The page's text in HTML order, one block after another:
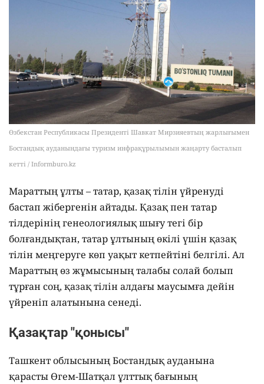
Өзбекстан Республикасы Президенті Шавкат Мирзияевтың жарлығымен
Бостандық ауданындағы туризм инфрақұрылымын жаңарту басталып
кетті / Informburo.kz
Мараттың ұлты – татар, қазақ тілін үйренуді
бастап жібергенін айтады. Қазақ пен татар
тілдерінің генеологиялық шығу тегі бір
болғандықтан, татар ұлтының өкілі үшін қазақ
тілін меңгеруге көп уақыт кетпейтіні белгілі. Ал
Мараттың өз жұмысының талабы солай болып
тұрған соң, қазақ тілін алдағы маусымға дейін
үйреніп алатынына сенеді.
Қазақтар "қонысы"
Ташкент облысының Бостандық ауданына
қарасты Өгем-Шатқал ұлттық бағының